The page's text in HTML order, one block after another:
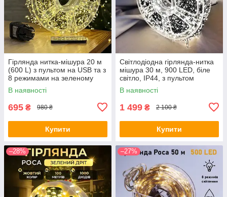
Гірлянда нитка-мішура 20 м
(600 L) з пультом на USB та з
8 режимами на зеленому
проводі тепле світло (9372)
В наявності
695 ₴ 980 ₴
Купити
Світлодіодна гірлянда-нитка
мішура 30 м, 900 LED, біле
світло, IP44, з пультом
FC25034
В наявності
1 499 ₴ 2 100 ₴
Купити
–28% –27%